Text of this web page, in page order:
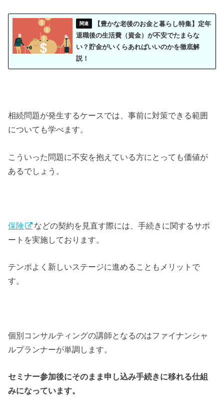
【豊かな老後のお金と暮らし特集】定年
退職後の生活費（資金）が不安でたまらな
い？貯金がいくらあればいいのかを徹底解
説！
相続問題が発生するケースでは、事前に対策できる範囲
についても学べます。
こういった問題に不安を抱えている方にとっても価値が
あるでしょう。
保険
などの契約を見直す際には、手続きに関するサポ
ートを実施しております。
テンポよく新しいステージに進めることもメリットで
す。
個別コンサルティングの講師となるのはファイナンシャ
ルプランナーが単調します。
セミナー参加後にそのまま申し込み手続きに移れる仕組
みになっています。